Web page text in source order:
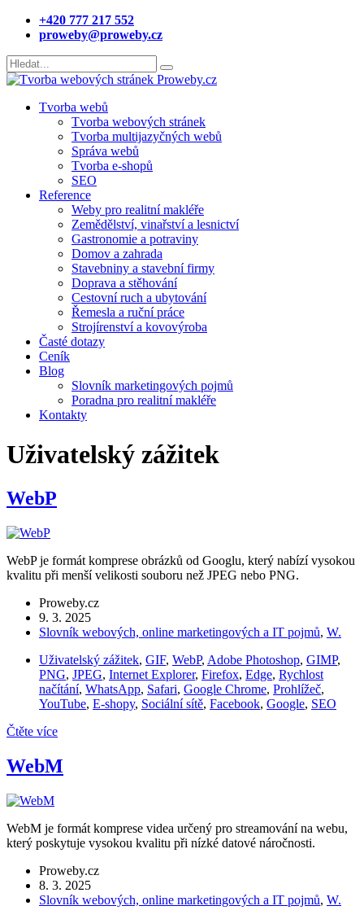
+420 777 217 552
proweby@proweby.cz
Tvorba webů
Tvorba webových stránek
Tvorba multijazyčných webů
Správa webů
Tvorba e-shopů
SEO
Reference
Weby pro realitní makléře
Zemědělství, vinařství a lesnictví
Gastronomie a potraviny
Domov a zahrada
Stavebniny a stavební firmy
Doprava a stěhování
Cestovní ruch a ubytování
Řemesla a ruční práce
Strojírenství a kovovýroba
Časté dotazy
Ceník
Blog
Slovník marketingových pojmů
Poradna pro realitní makléře
Kontakty
Uživatelský zážitek
WebP
WebP je formát komprese obrázků od Googlu, který nabízí vysokou
kvalitu při menší velikosti souboru než JPEG nebo PNG.
Proweby.cz
9. 3. 2025
Slovník webových, online marketingových a IT pojmů, W.
Uživatelský zážitek, GIF, WebP, Adobe Photoshop, GIMP,
PNG, JPEG, Internet Explorer, Firefox, Edge, Rychlost
načítání, WhatsApp, Safari, Google Chrome, Prohlížeč,
YouTube, E-shopy, Sociální sítě, Facebook, Google, SEO
Čtěte více
WebM
WebM je formát komprese videa určený pro streamování na webu,
který poskytuje vysokou kvalitu při nízké datové náročnosti.
Proweby.cz
8. 3. 2025
Slovník webových, online marketingových a IT pojmů, W.